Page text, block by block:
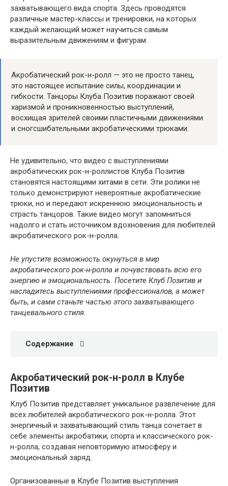
захватывающего вида спорта. Здесь проводятся
различные мастер-классы и тренировки, на которых
каждый желающий может научиться самым
выразительным движениям и фигурам.
Акробатический рок-н-ролл — это не просто танец,
это настоящее испытание силы, координации и
гибкости. Танцоры Клуба Позитив поражают своей
харизмой и проникновенностью выступлений,
восхищая зрителей своими пластичными движениями
и сногсшибательными акробатическими трюками.
Не удивительно, что видео с выступлениями
акробатических рок-н-роллистов Клуба Позитив
становятся настоящими хитами в сети. Эти ролики не
только демонстрируют невероятные акробатические
трюки, но и передают искреннюю эмоциональность и
страсть танцоров. Такие видео могут запомниться
надолго и стать источником вдохновения для любителей
акробатического рок-н-ролла.
Не упустите возможность окунуться в мир
акробатического рок-н-ролла и почувствовать всю его
энергию и эмоциональность. Посетите Клуб Позитив и
насладитесь выступлениями профессионалов, а может
быть, и сами станьте частью этого захватывающего
танцевального стиля.
Содержание
Акробатический рок-н-ролл в Клубе
Позитив
Клуб Позитив представляет уникальное развлечение для
всех любителей акробатического рок-н-ролла. Этот
энергичный и захватывающий стиль танца сочетает в
себе элементы акробатики, спорта и классического рок-
н-ролла, создавая неповторимую атмосферу и
эмоциональный заряд.
Организованные в Клубе Позитив выступления